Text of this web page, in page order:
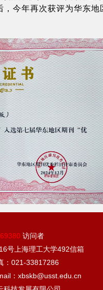
，今年再次获评为华东地
访问者
号上海理工大学492信箱
：021-33817286
：xbskb@usst.edu.cn